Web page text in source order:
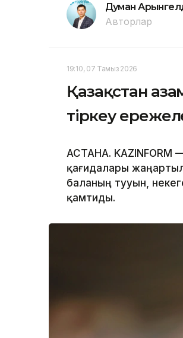
Думан
Авторлар
19:10, 07 Тамыз 2026
Қазақстан
тіркеу
АСТАНА. KAZINFORM
қағидалары
баланың тууын,
қамтиды.